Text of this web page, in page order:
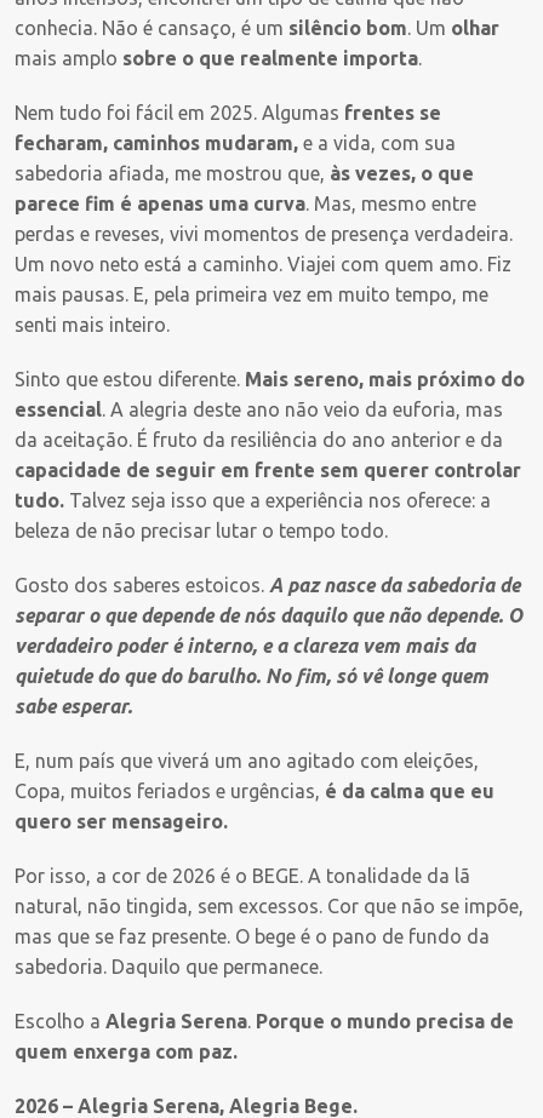
conhecia. Não é cansaço, é um silêncio bom. Um olhar
mais amplo sobre o que realmente importa.
Nem tudo foi fácil em 2025. Algumas frentes se
fecharam, caminhos mudaram, e a vida, com sua
sabedoria afiada, me mostrou que, às vezes, o que
parece fim é apenas uma curva. Mas, mesmo entre
perdas e reveses, vivi momentos de presença verdadeira.
Um novo neto está a caminho. Viajei com quem amo. Fiz
mais pausas. E, pela primeira vez em muito tempo, me
senti mais inteiro.
Sinto que estou diferente. Mais sereno, mais próximo do
essencial. A alegria deste ano não veio da euforia, mas
da aceitação. É fruto da resiliência do ano anterior e da
capacidade de seguir em frente sem querer controlar
tudo. Talvez seja isso que a experiência nos oferece: a
beleza de não precisar lutar o tempo todo.
Gosto dos saberes estoicos. A paz nasce da sabedoria de
separar o que depende de nós daquilo que não depende. O
verdadeiro poder é interno, e a clareza vem mais da
quietude do que do barulho. No fim, só vê longe quem
sabe esperar.
E, num país que viverá um ano agitado com eleições,
Copa, muitos feriados e urgências, é da calma que eu
quero ser mensageiro.
Por isso, a cor de 2026 é o BEGE. A tonalidade da lã
natural, não tingida, sem excessos. Cor que não se impõe,
mas que se faz presente. O bege é o pano de fundo da
sabedoria. Daquilo que permanece.
Escolho a Alegria Serena. Porque o mundo precisa de
quem enxerga com paz.
2026 – Alegria Serena, Alegria Bege.